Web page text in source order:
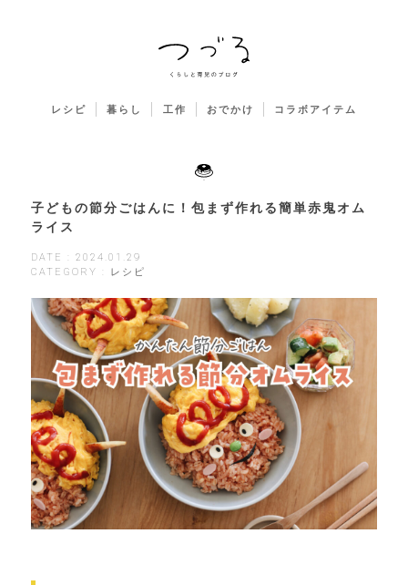
レシピ 暮らし 工作 おでかけ コラボアイテム
子どもの節分ごはんに！包まず作れる簡単赤鬼オム
ライス
DATE : 2024.01.29
CATEGORY : レシピ